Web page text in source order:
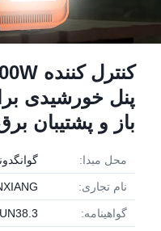
پنل خورشیدی
باز و پشتیبان
محل مبدا:
نام تجاری:
گواهینامه: